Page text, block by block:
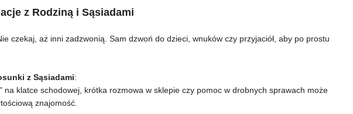
z Rodziną i Sąsiadami
czekaj, aż inni zadzwonią. Sam dzwoń do dzieci, wnuków czy przyjaciół, aby po prostu
z Sąsiadami:
na klatce schodowej, krótka rozmowa w sklepie czy pomoc w drobnych sprawach może
znajomość.